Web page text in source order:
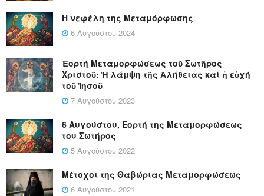
Η νεφέλη της Μεταμόρφωσης
6 Αυγούστου 2024
Ἑορτή Μεταμορφώσεως τοῦ Σωτῆρος
Χριστοῦ: Ἡ λάμψη τῆς Ἀλήθειας καί ἡ εὐχή
τοῦ Ἰησοῦ
7 Αυγούστου 2023
6 Αυγούστου, Εορτή της Μεταμορφώσεως
του Σωτήρος
5 Αυγούστου 2022
Μέτοχοι της Θαβώριας Μεταμορφώσεως
6 Αυγούστου 2021